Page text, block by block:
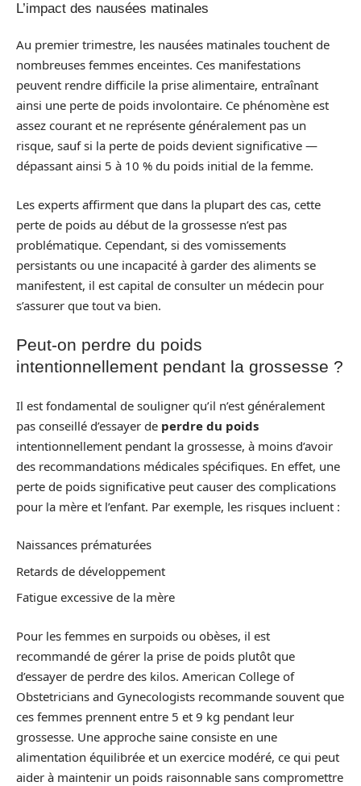
L’impact des nausées matinales
Au premier trimestre, les nausées matinales touchent de
nombreuses femmes enceintes. Ces manifestations
peuvent rendre difficile la prise alimentaire, entraînant
ainsi une perte de poids involontaire. Ce phénomène est
assez courant et ne représente généralement pas un
risque, sauf si la perte de poids devient significative —
dépassant ainsi 5 à 10 % du poids initial de la femme.
Les experts affirment que dans la plupart des cas, cette
perte de poids au début de la grossesse n’est pas
problématique. Cependant, si des vomissements
persistants ou une incapacité à garder des aliments se
manifestent, il est capital de consulter un médecin pour
s’assurer que tout va bien.
Peut-on perdre du poids
intentionnellement pendant la grossesse ?
Il est fondamental de souligner qu’il n’est généralement
pas conseillé d’essayer de perdre du poids
intentionnellement pendant la grossesse, à moins d’avoir
des recommandations médicales spécifiques. En effet, une
perte de poids significative peut causer des complications
pour la mère et l’enfant. Par exemple, les risques incluent :
Naissances prématurées
Retards de développement
Fatigue excessive de la mère
Pour les femmes en surpoids ou obèses, il est
recommandé de gérer la prise de poids plutôt que
d’essayer de perdre des kilos. American College of
Obstetricians and Gynecologists recommande souvent que
ces femmes prennent entre 5 et 9 kg pendant leur
grossesse. Une approche saine consiste en une
alimentation équilibrée et un exercice modéré, ce qui peut
aider à maintenir un poids raisonnable sans compromettre